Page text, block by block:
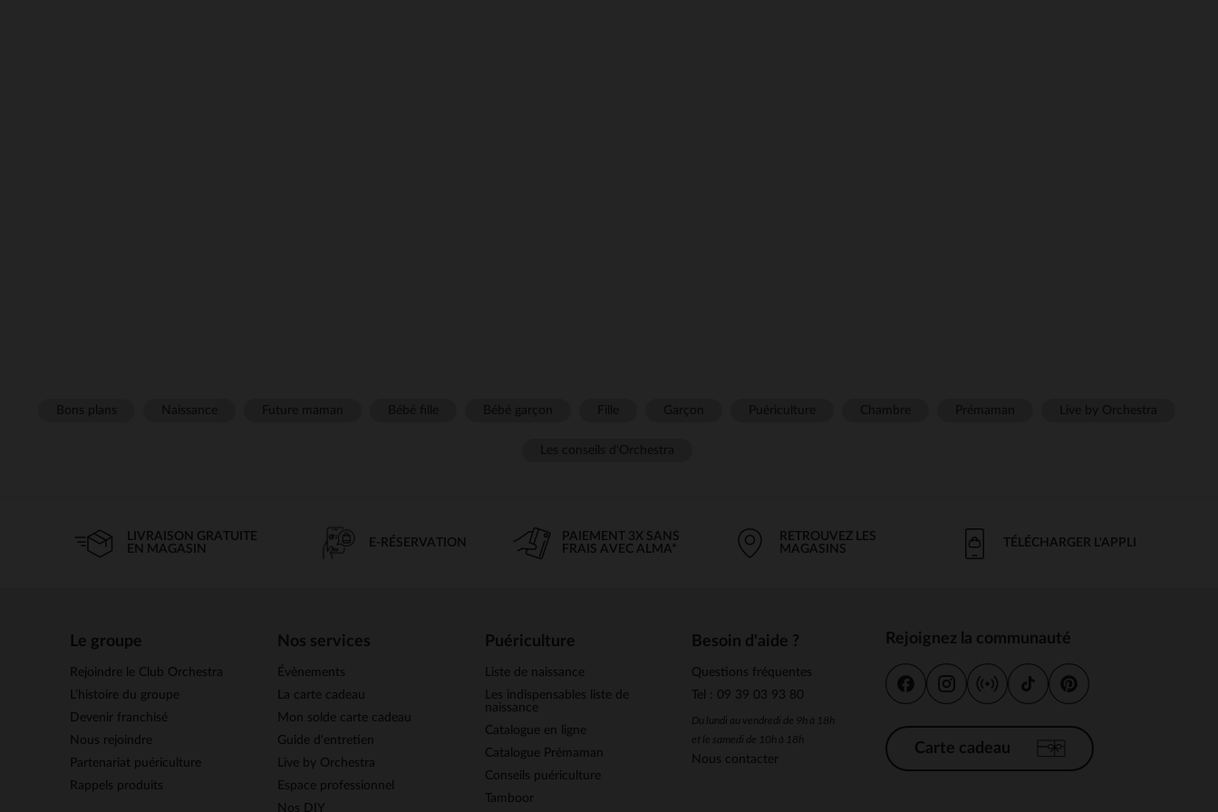
LIVRAISON GRATUITE
EN MAGASIN
E-RÉSERVATION
PAIEMENT 3X SANS
FRAIS AVEC ALMA*
RETROUVEZ LES
MAGASINS
TÉLÉCHARGER L'APPLI
Le groupe
Rejoindre le Club Orchestra
L’histoire du groupe
Devenir franchisé
Nous rejoindre
Partenariat puériculture
Rappels produits
Nos services
Évènements
La carte cadeau
Mon solde carte cadeau
Guide d'entretien
Live by Orchestra
Espace professionnel
Nos DIY
Puériculture
Liste de naissance
Les indispensables liste de
naissance
Catalogue en ligne
Catalogue Prémaman
Conseils puériculture
Tamboor
Besoin d'aide ?
Questions fréquentes
Tel : 09 39 03 93 80
Du lundi au vendredi de 9h à 18h
et le samedi de 10h à 18h
Nous contacter
Rejoignez la communauté
Carte cadeau